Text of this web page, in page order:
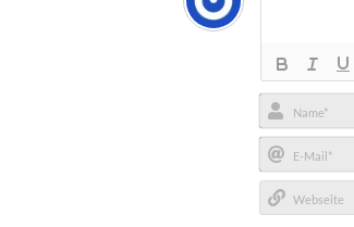
Name*
E-
Mail*